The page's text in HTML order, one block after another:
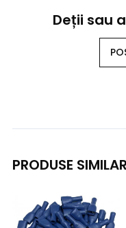
Deții sau
PRODUSE